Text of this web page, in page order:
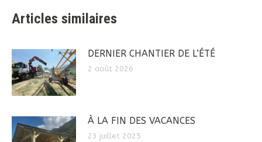
Articles similaires
DERNIER CHANTIER DE L’ÉTÉ
2 août 2026
À LA FIN DES VACANCES
23 juillet 2025